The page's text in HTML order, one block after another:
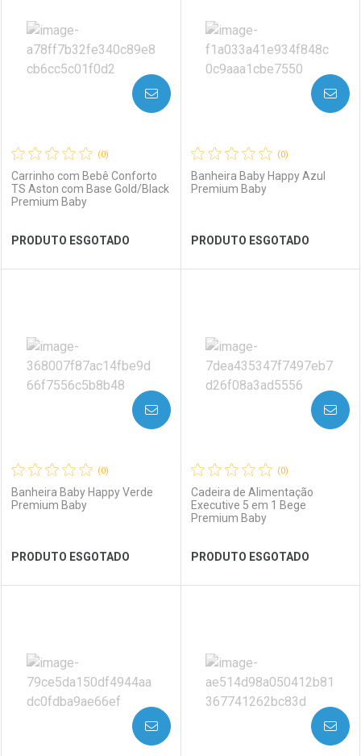
Laboratório
Ver Desconto Convênio
Por Menos Laboratório
Ver Desconto Convênio
Por Menos
(0)
Carrinho com Bebê Conforto
TS Aston com Base Gold/Black
Premium Baby
PRODUTO ESGOTADO
AVISE-ME
Laboratório
Ver Desconto Convênio
Por Menos
(0)
Banheira Baby Happy Azul
Premium Baby
PRODUTO ESGOTADO
AVISE-ME
Laboratório
Ver Desconto Convênio
Por Menos
(0)
Banheira Baby Happy Verde
Premium Baby
PRODUTO ESGOTADO
AVISE-ME
Laboratório
Por Menos
(0)
Cadeira de Alimentação
Executive 5 em 1 Bege
Premium Baby
PRODUTO ESGOTADO
AVISE-ME
Laboratório
Por Menos
AVISE-ME AVISE-ME